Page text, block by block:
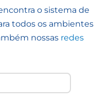
o sistema de
todos os ambientes
nossas redes